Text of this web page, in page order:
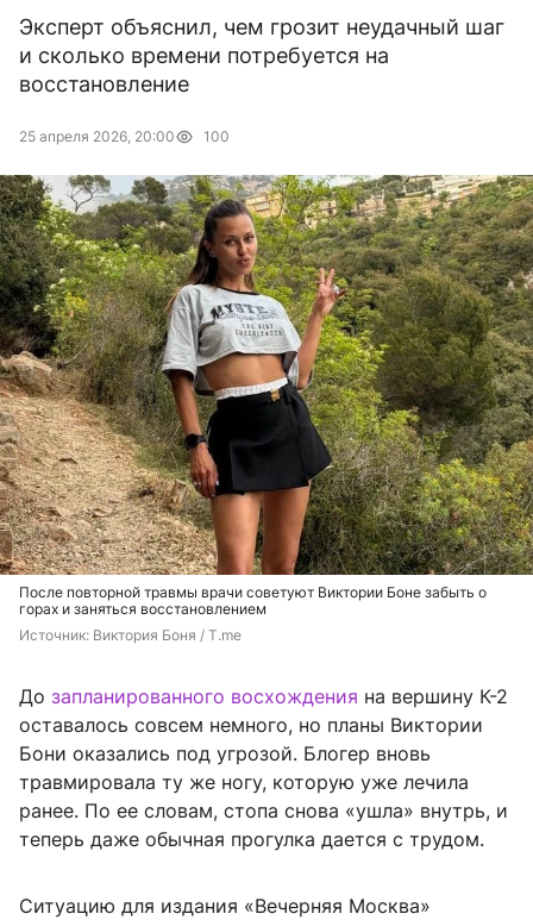
Эксперт объяснил, чем грозит неудачный шаг
и сколько времени потребуется на
восстановление
25 апреля 2026, 20:00 100
После повторной травмы врачи советуют Виктории Боне забыть о
горах и заняться восстановлением
Источник: Виктория Боня / T.me
До запланированного восхождения на вершину К-2
оставалось совсем немного, но планы Виктории
Бони оказались под угрозой. Блогер вновь
травмировала ту же ногу, которую уже лечила
ранее. По ее словам, стопа снова «ушла» внутрь, и
теперь даже обычная прогулка дается с трудом.
Ситуацию для издания «Вечерняя Москва»